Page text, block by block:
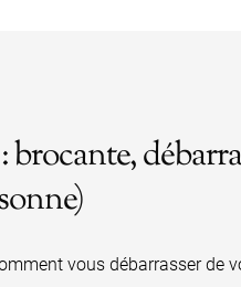
vous débarrasser de